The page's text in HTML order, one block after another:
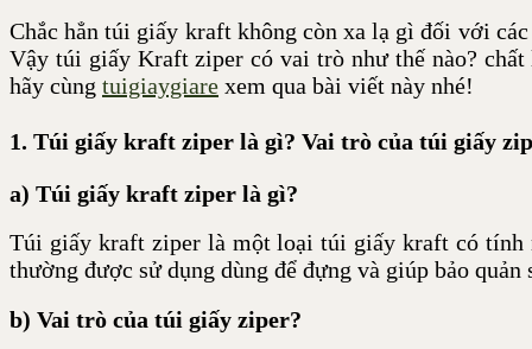
Chắc hẳn túi giấy kraft không còn xa lạ gì đối với
Vậy túi giấy Kraft ziper có vai trò như thế nào?
hãy cùng tuigiaygiare xem qua bài viết này nhé!
1. Túi giấy kraft ziper là gì? Vai trò của túi giấy
a) Túi giấy kraft ziper là gì?
Túi giấy kraft ziper là một loại túi giấy kraft có tính
thường được sử dụng dùng để đựng và giúp bảo quản
b) Vai trò của túi giấy ziper?